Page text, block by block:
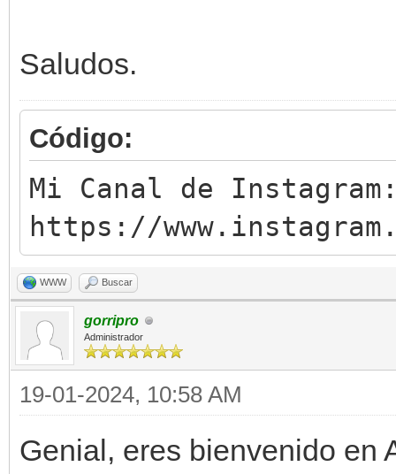
Saludos.
Código:
Mi Canal de
https://
WWW Buscar
gorripro
Administrador
19-01-2024, 10:58 AM
Genial, eres bienvenido en